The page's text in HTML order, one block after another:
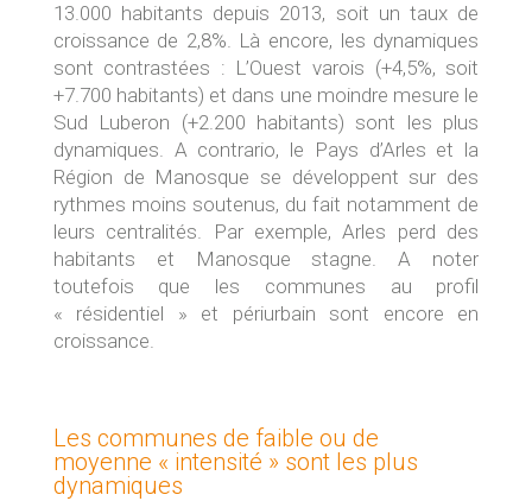
13.000 habitants depuis 2013, soit un taux de
croissance de 2,8%. Là encore, les dynamiques
sont contrastées : L’Ouest varois (+4,5%, soit
+7.700 habitants) et dans une moindre mesure le
Sud Luberon (+2.200 habitants) sont les plus
dynamiques. A contrario, le Pays d’Arles et la
Région de Manosque se développent sur des
rythmes moins soutenus, du fait notamment de
leurs centralités. Par exemple, Arles perd des
habitants et Manosque stagne. A noter
toutefois que les communes au profil
« résidentiel » et périurbain sont encore en
croissance.
Les communes de faible ou de
moyenne « intensité » sont les plus
dynamiques